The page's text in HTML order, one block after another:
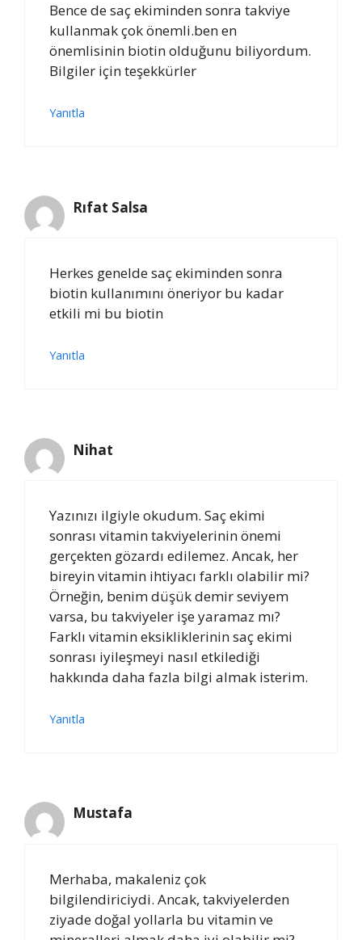
Bence de saç ekiminden sonra takviye
kullanmak çok önemli.ben en
önemlisinin biotin olduğunu biliyordum.
Bilgiler için teşekkürler
Yanıtla
Rıfat Salsa
Herkes genelde saç ekiminden sonra
biotin kullanımını öneriyor bu kadar
etkili mi bu biotin
Yanıtla
Nihat
Yazınızı ilgiyle okudum. Saç ekimi
sonrası vitamin takviyelerinin önemi
gerçekten gözardı edilemez. Ancak, her
bireyin vitamin ihtiyacı farklı olabilir mi?
Örneğin, benim düşük demir seviyem
varsa, bu takviyeler işe yaramaz mı?
Farklı vitamin eksikliklerinin saç ekimi
sonrası iyileşmeyi nasıl etkilediği
hakkında daha fazla bilgi almak isterim.
Yanıtla
Mustafa
Merhaba, makaleniz çok
bilgilendiriciydi. Ancak, takviyelerden
ziyade doğal yollarla bu vitamin ve